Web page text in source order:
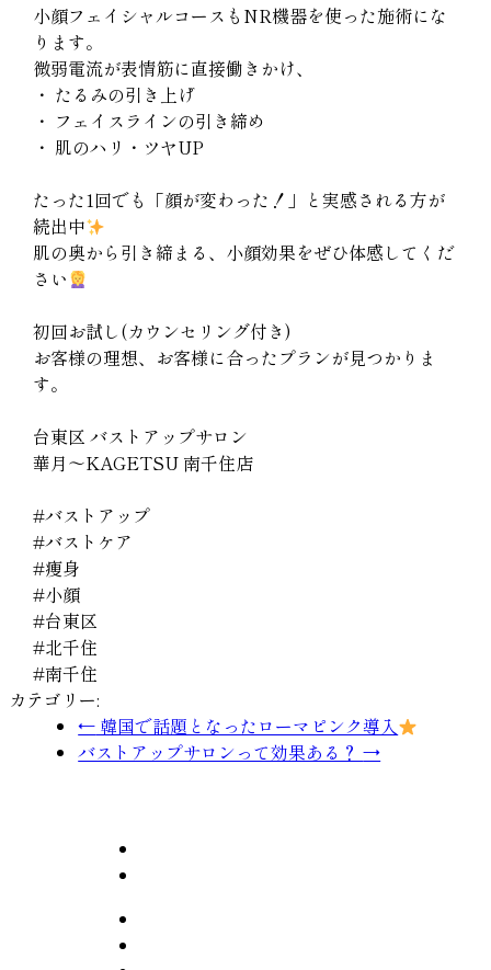
小顔フェイシャルコースもNR機器を使った施術にな
ります。
微弱電流が表情筋に直接働きかけ、
・ たるみの引き上げ
・ フェイスラインの引き締め
・ 肌のハリ・ツヤUP
たった1回でも「顔が変わった！」と実感される方が
続出中
肌の奥から引き締まる、小顔効果をぜひ体感してくだ
さい
初回お試し(カウンセリング付き)
お客様の理想、お客様に合ったプランが見つかりま
す。
台東区 バストアップサロン
華月～KAGETSU 南千住店
#バストアップ
#バストケア
#痩身
#小顔
#台東区
#北千住
#南千住
カテゴリー:
← 韓国で話題となったローマピンク導入
バストアップサロンって効果ある？→